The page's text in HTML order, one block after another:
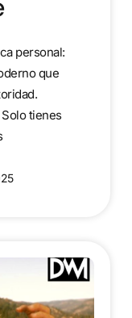
personal:
que
tienes